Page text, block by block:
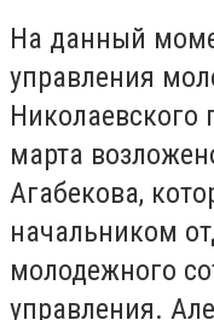
На данный
управления
Николаевского
марта
Агабекова,
начальником
молодежного
управления.